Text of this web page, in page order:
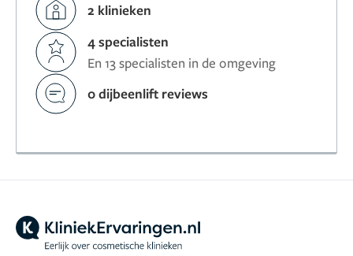
2 klinieken
4 specialisten
En 13 specialisten in de omgeving
0 dijbeenlift reviews